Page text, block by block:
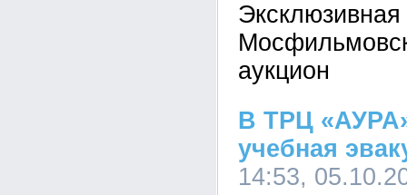
аукцион
В ТРЦ
учебная
14:53,